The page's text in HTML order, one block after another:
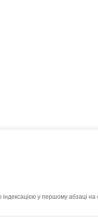
індексацією у першому абзаці